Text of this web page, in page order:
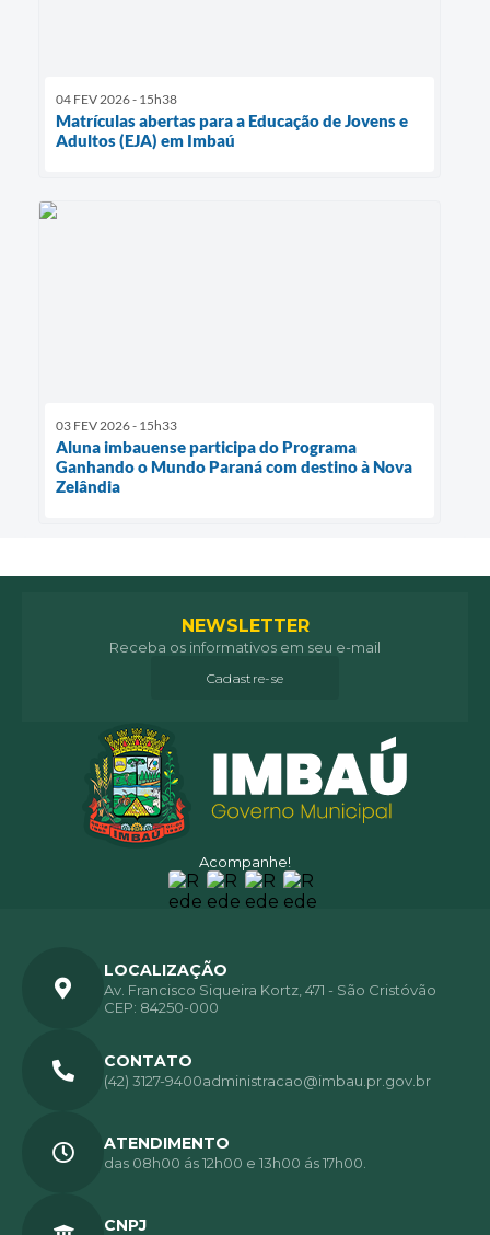
04 FEV 2026 - 15h38
Matrículas abertas para a Educação de Jovens e
Adultos (EJA) em Imbaú
03 FEV 2026 - 15h33
Aluna imbauense participa do Programa
Ganhando o Mundo Paraná com destino à Nova
Zelândia
Acompanhe!
NEWSLETTER
Receba os informativos em seu e-mail
Cadastre-se
LOCALIZAÇÃO
Av. Francisco Siqueira Kortz, 471 - São Cristóvão
CEP: 84250-000
CONTATO
(42) 3127-9400administracao@imbau.pr.gov.br
ATENDIMENTO
das 08h00 ás 12h00 e 13h00 ás 17h00.
CNPJ